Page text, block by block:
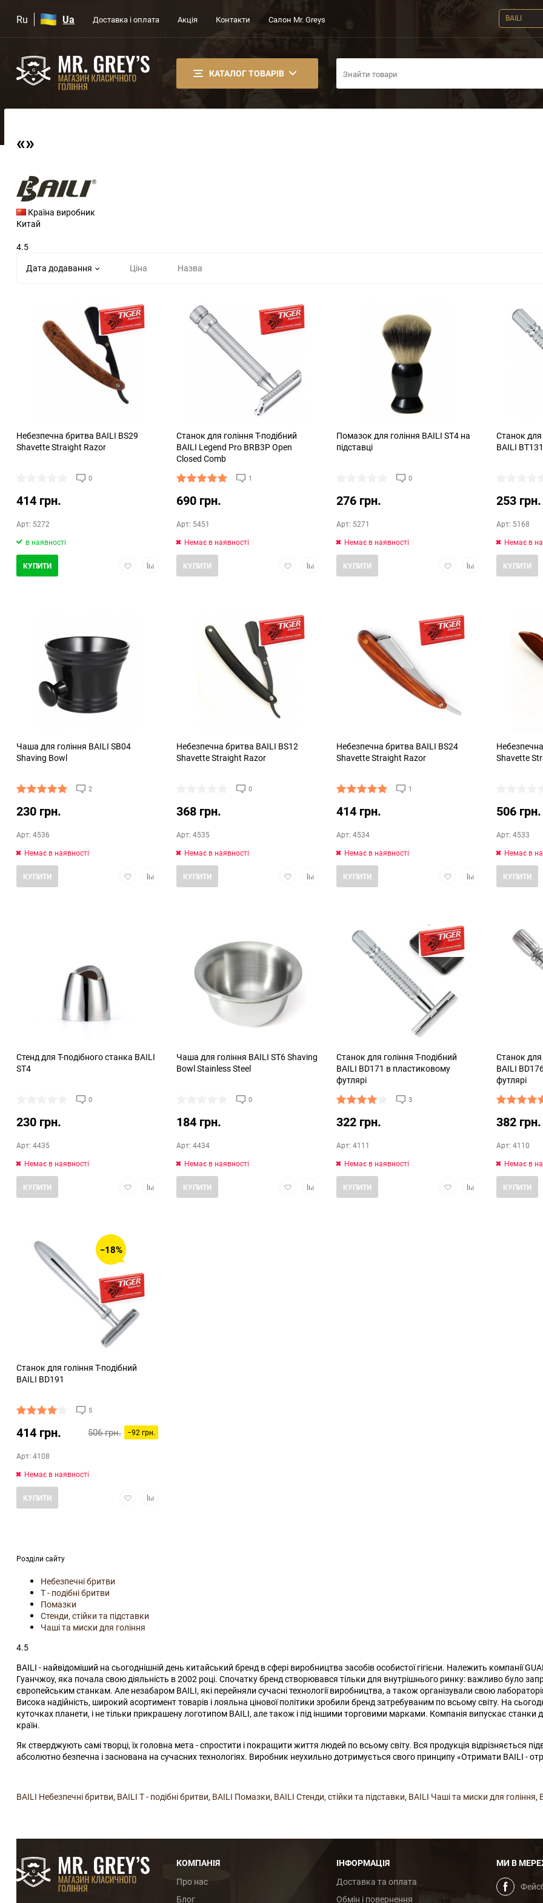
Ru Ua Доставка і оплата Акція Контакти Салон Mr. Greys BAILI
КАТАЛОГ ТОВАРІВ
«»
Країна виробник
Китай
4.5
Дата додавання
Ціна Назва
Небезпечна бритва BAILI BS29
Shavette Straight Razor
0
414 грн.
Арт: 5272
в наявності
ДодатиДодати
КУПИТИ
Станок для гоління Т-подібний
BAILI Legend Pro BRB3P Open
Closed Comb
1
690 грн.
Арт: 5451
Немає в наявності
ДодатиДодати
КУПИТИ
Помазок для гоління BAILI ST4 на
підставці
0
276 грн.
Арт: 5271
Немає в наявності
ДодатиДодати
КУПИТИ
Станок для
BAILI BT131
253 грн.
Арт: 5168
Немає в
КУПИТИ
Чаша для гоління BAILI SB04
Shaving Bowl
2
230 грн.
Арт: 4536
Немає в наявності
ДодатиДодати
КУПИТИ
Небезпечна бритва BAILI BS12
Shavette Straight Razor
0
368 грн.
Арт: 4535
Немає в наявності
ДодатиДодати
КУПИТИ
Небезпечна бритва BAILI BS24
Shavette Straight Razor
1
414 грн.
Арт: 4534
Немає в наявності
ДодатиДодати
КУПИТИ
Shavette
506 грн.
Арт: 4533
Немає в
КУПИТИ
Стенд для Т-подібного станка BAILI
ST4
0
230 грн.
Арт: 4435
Немає в наявності
ДодатиДодати
КУПИТИ
Чаша для гоління BAILI ST6 Shaving
Bowl Stainless Steel
0
184 грн.
Арт: 4434
Немає в наявності
ДодатиДодати
КУПИТИ
Станок для гоління Т-подібний
BAILI BD171 в пластиковому
футлярі
3
322 грн.
Арт: 4111
Немає в наявності
ДодатиДодати
КУПИТИ
Станок для
BAILI
футлярі
382 грн.
Арт: 4110
Немає в
КУПИТИ
−18%
Станок для гоління Т-подібний
BAILI BD191
5
506 грн. −92 грн.
414 грн.
Арт: 4108
Немає в наявності
ДодатиДодати
КУПИТИ
Розділи сайту
Небезпечні бритви
Т - подібні бритви
Помазки
Стенди, стійки та підставки
Чаші та миски для гоління
4.5
BAILI - найвідоміший на сьогоднішній день китайський бренд в сфері виробництва засобів особистої гігієни. Належить компанії
Гуанчжоу, яка почала свою діяльність в 2002 році. Спочатку бренд створювався тільки для внутрішнього ринку: важливо було
європейським станкам. Але незабаром BAILI, які перейняли сучасні технології виробництва, а також організували свою
Висока надійність, широкий асортимент товарів і лояльна цінової політики зробили бренд затребуваним по всьому світу. На
куточках планети, і не тільки прикрашену логотипом BAILI, але також і під іншими торговими марками. Компанія випускає станки
країн.
Як стверджують самі творці, їх головна мета - спростити і покращити життя людей по всьому світу. Вся продукція відрізняється
абсолютно безпечна і заснована на сучасних технологіях. Виробник неухильно дотримується свого принципу «Отримати BAILI -
BAILI Небезпечні бритви, BAILI Т - подібні бритви, BAILI Помазки, BAILI Стенди, стійки та підставки, BAILI Чаші та миски для гоління,
КОМПАНІЯ
Про нас
Блог
ІНФОРМАЦІЯ
Доставка та оплата
Обмін і повернення
МИ В